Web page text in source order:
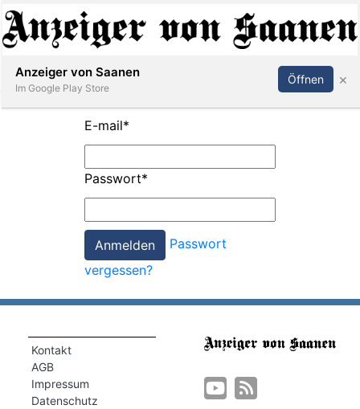
Abonnieren Anmelden
E-mail*
Passwort*
Passwort
vergessen?
Kontakt
AGB
Impressum
Datenschutz
Anzeiger von Saanen
Im Google Play Store
Öffnen ×